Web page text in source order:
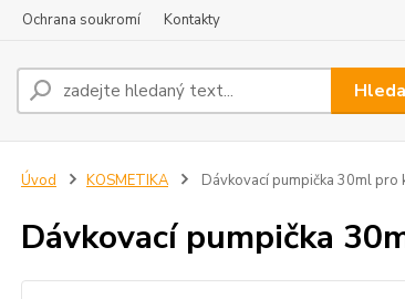
Ochrana soukromí Kontakty
Úvod KOSMETIKA Dávkovací pumpička 30ml pro
Dávkovací pumpička